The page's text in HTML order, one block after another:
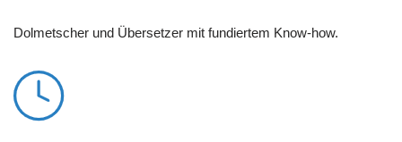
Dolmetscher und Übersetzer mit fundiertem Know-how.